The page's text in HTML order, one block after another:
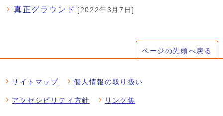
真正グラウンド [2022年3月7日]
ページの先頭へ戻る
サイトマップ 個人情報の取り扱い
アクセシビリティ方針 リンク集